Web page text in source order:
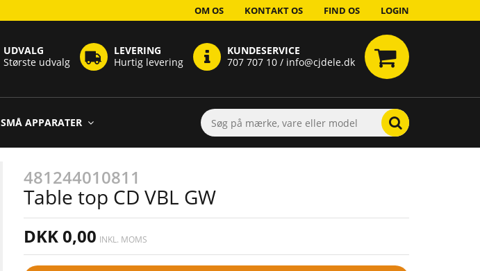
OM OS KONTAKT OS FIND OS LOGIN
UDVALG
Største udvalg
LEVERING
Hurtig levering
KUNDESERVICE
707 707 10 / info@cjdele.dk
SMÅ APPARATER
481244010811
Table top CD VBL GW
DKK 0,00 INKL. MOMS